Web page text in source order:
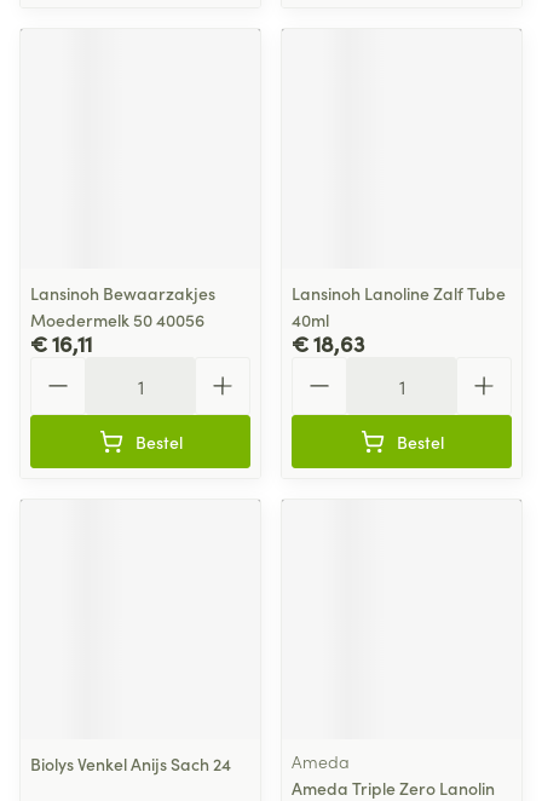
Lansinoh Bewaarzakjes
Moedermelk 50 40056
€ 16,11
Bestel
Lansinoh Lanoline Zalf Tube
40ml
€ 18,63
Bestel
Biolys Venkel Anijs Sach 24
Ameda
Ameda Triple Zero Lanolin